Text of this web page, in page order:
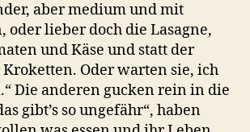
aber medium und mit
lieber doch die Lasagne,
und Käse und statt der
Oder warten sie, ich
Die anderen gucken rein in die
gibt’s so ungefähr“, haben